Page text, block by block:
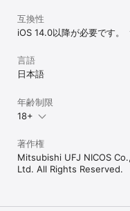
互換性
iOS 14.0以降が必要です。
言語
日本語
年齢制限
18+
著作権
Mitsubishi UFJ NICOS
Ltd. All Rights Reserved.